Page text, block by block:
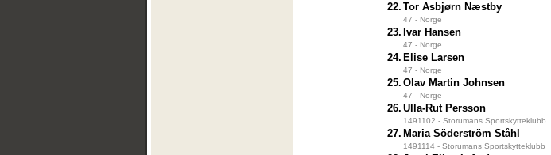
22. Tor Asbjørn Næstby
47 - Norge
23. Ivar Hansen
47 - Norge
24. Elise Larsen
47 - Norge
25. Olav Martin Johnsen
47 - Norge
26. Ulla-Rut Persson
1491102 - Storumans Sportskytteklubb
27. Maria Söderström Ståhl
1491114 - Storumans Sportskytteklubb